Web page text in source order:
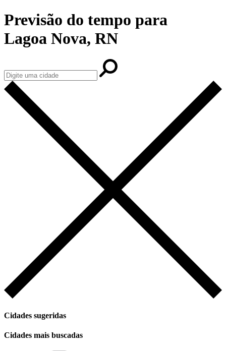
Previsão do tempo para
Lagoa Nova, RN
Cidades sugeridas
Cidades mais buscadas